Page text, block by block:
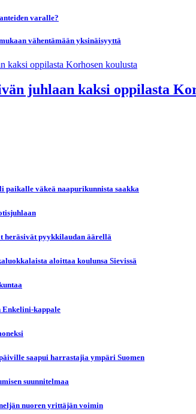
varalle?
vähentämään yksinäisyyttä
juhlaan kaksi oppilasta
paikalle väkeä naapurikunnista saakka
heräsivät pyykkilaudan äärellä
aloittaa koulunsa Sievissä
Enkelini-kappale
saapui harrastajia ympäri Suomen
suunnitelmaa
nuoren yrittäjän voimin